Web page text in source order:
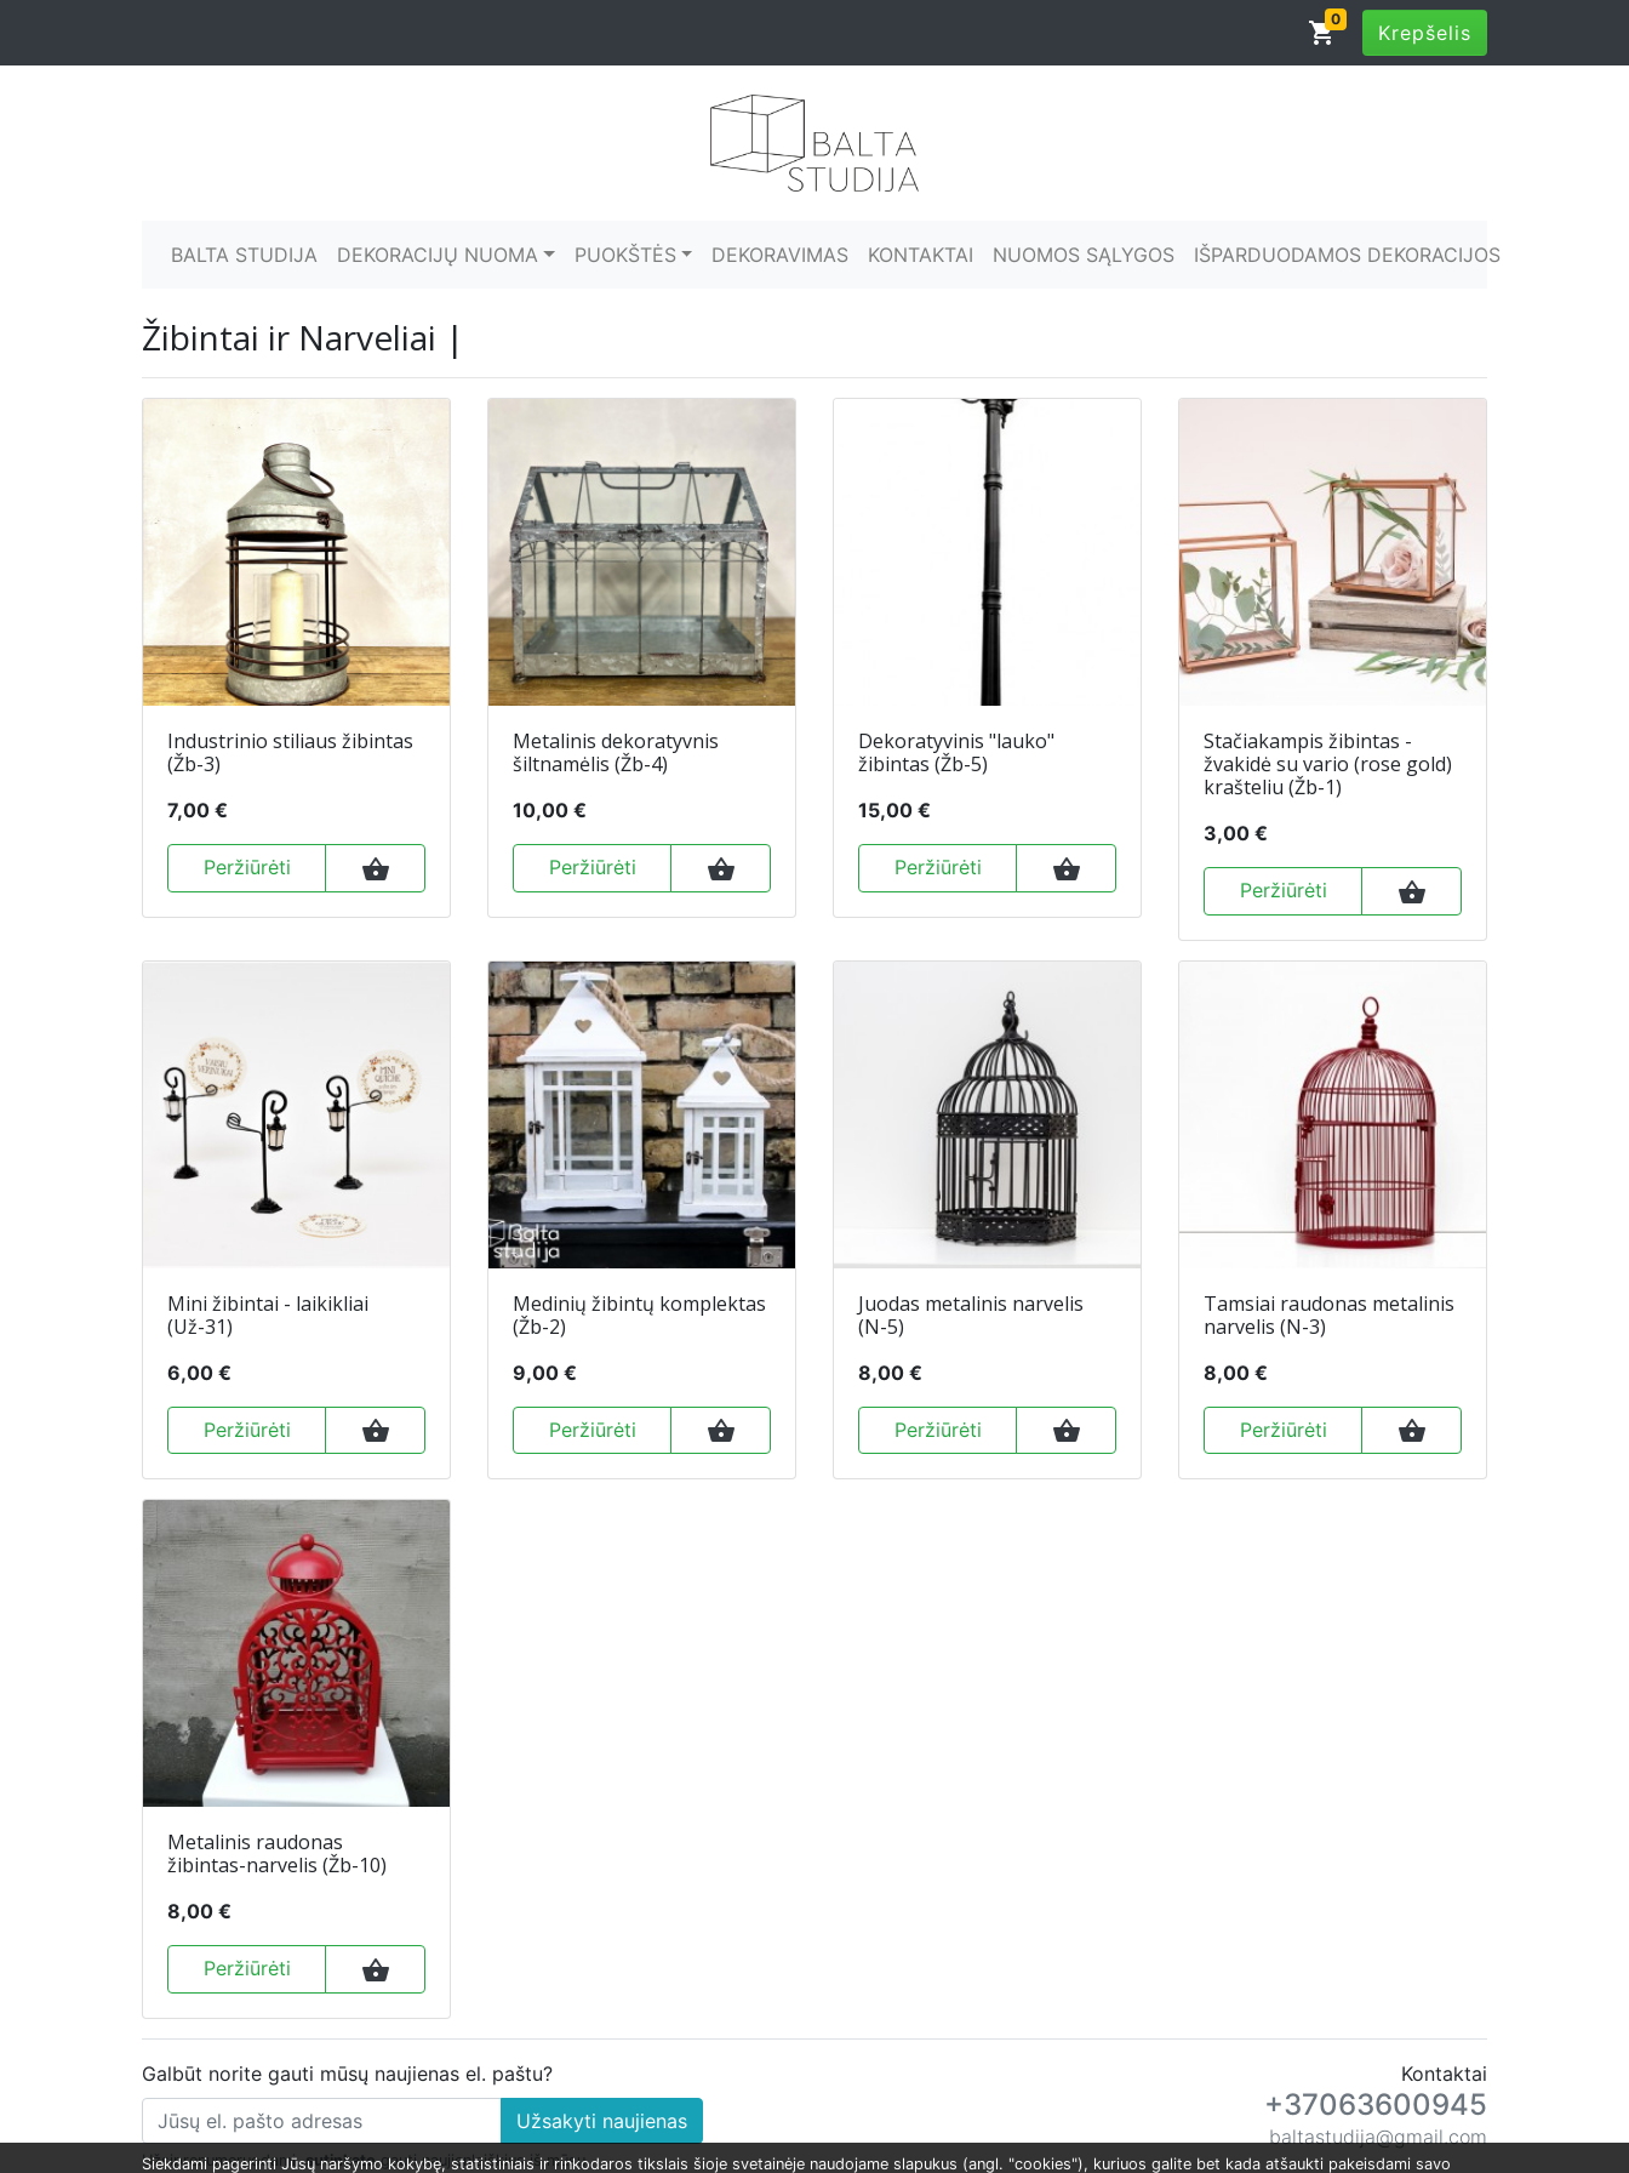
shopping_cart0
Krepšelis
BALTA STUDIJA DEKORACIJŲ NUOMA PUOKŠTĖS DEKORAVIMAS KONTAKTAI NUOMOS SĄLYGOS IŠPARDUODAMOS DEKORACIJOS
Žibintai ir Narveliai |
Industrinio stiliaus žibintas
(Žb-3)
7,00 €
Peržiūrėti shopping_basket
Metalinis dekoratyvnis
šiltnamėlis (Žb-4)
10,00 €
Peržiūrėti shopping_basket
Dekoratyvinis "lauko"
žibintas (Žb-5)
15,00 €
Peržiūrėti shopping_basket
Stačiakampis žibintas -
žvakidė su vario (rose gold)
krašteliu (Žb-1)
3,00 €
Peržiūrėti shopping_basket
Mini žibintai - laikikliai
(Už-31)
6,00 €
Peržiūrėti shopping_basket
Medinių žibintų komplektas
(Žb-2)
9,00 €
Peržiūrėti shopping_basket
Juodas metalinis narvelis
(N-5)
8,00 €
Peržiūrėti shopping_basket
Tamsiai raudonas metalinis
narvelis (N-3)
8,00 €
Peržiūrėti shopping_basket
Metalinis raudonas
žibintas-narvelis (Žb-10)
8,00 €
Peržiūrėti shopping_basket
Galbūt norite gauti mūsų naujienas el. paštu?
Užsakyti naujienas
Užsiprenumeruodami,sutinkategauti naujienlaiškius iš mūsų
Kontaktai
+37063600945
baltastudija@gmail.com
Siekdami pagerinti Jūsų naršymo kokybę, statistiniais ir rinkodaros tikslais šioje svetainėje naudojame slapukus (angl. "cookies"), kuriuos galite bet kada atšaukti pakeisdami savo